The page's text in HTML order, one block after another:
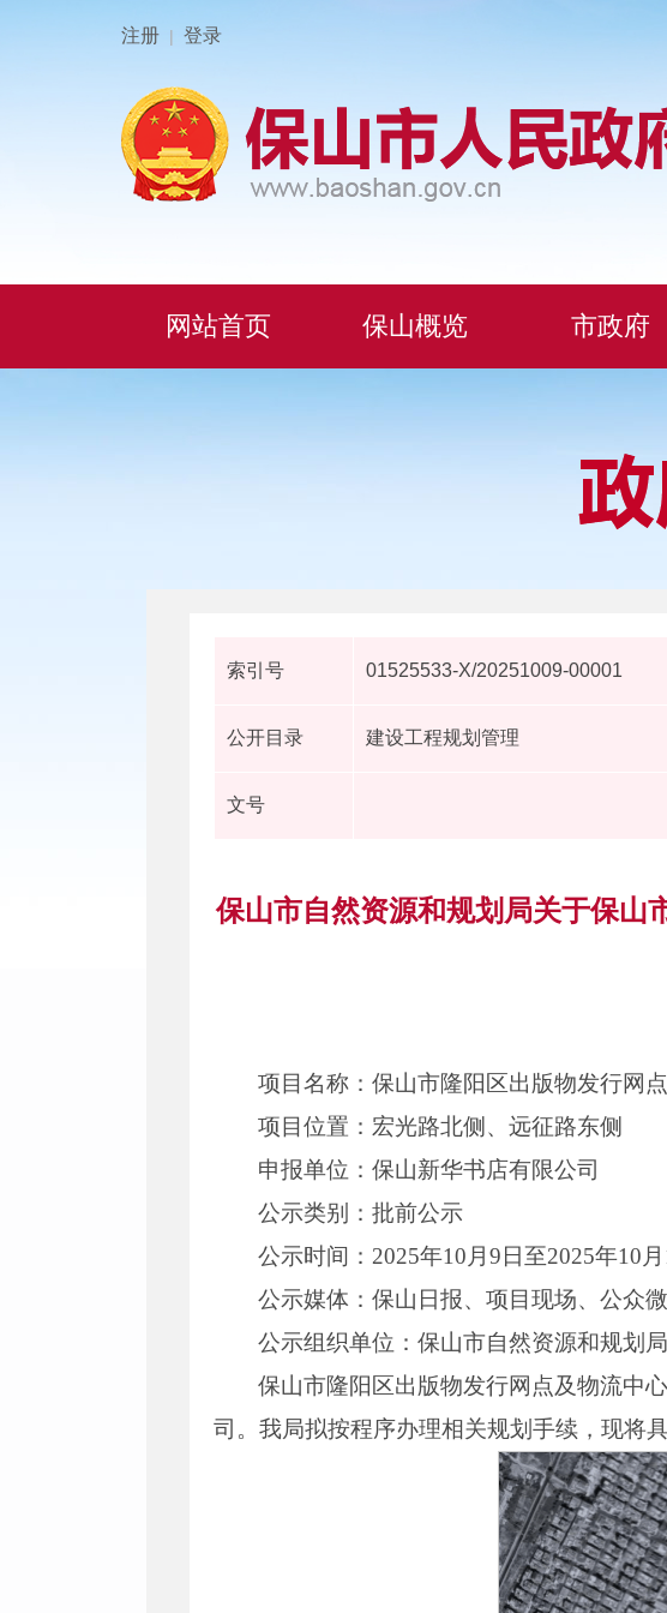
注册 | 登录
网站首页 保山概览 市政府
索引号 01525533-X/20251009-00001
公开目录 建设工程规划管理
文号
保山市自然资源和规划局关于保山
项目名称：保山市隆阳区出版物发行网
项目位置：宏光路北侧、远征路东侧
申报单位：保山新华书店有限公司
公示类别：批前公示
公示时间：2025年10月9日至2025年10月
公示媒体：保山日报、项目现场、公众
公示组织单位：保山市自然资源和规划局
保山市隆阳区出版物发行网点及物流中
司。我局拟按程序办理相关规划手续，现将